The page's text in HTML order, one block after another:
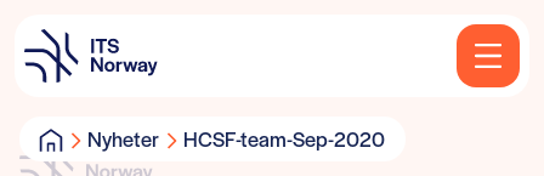
Nyheter HCSF-team-Sep-2020